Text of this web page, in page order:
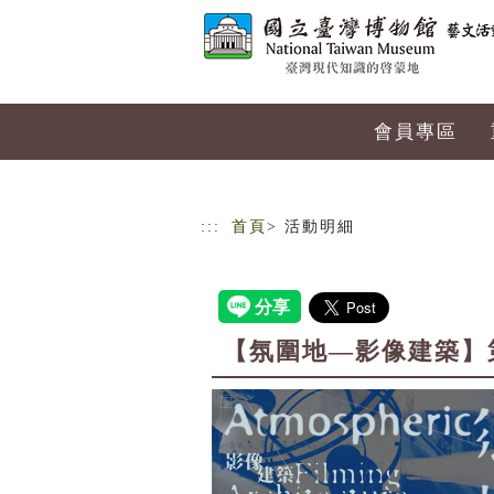
會員專區
::: 首頁 > 活動明細
【氛圍地—影像建築